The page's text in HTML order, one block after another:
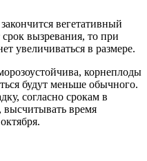
вегетативный
вызревания, то при
увеличиваться в размере.
корнеплоды
будут меньше обычного.
согласно срокам в
время